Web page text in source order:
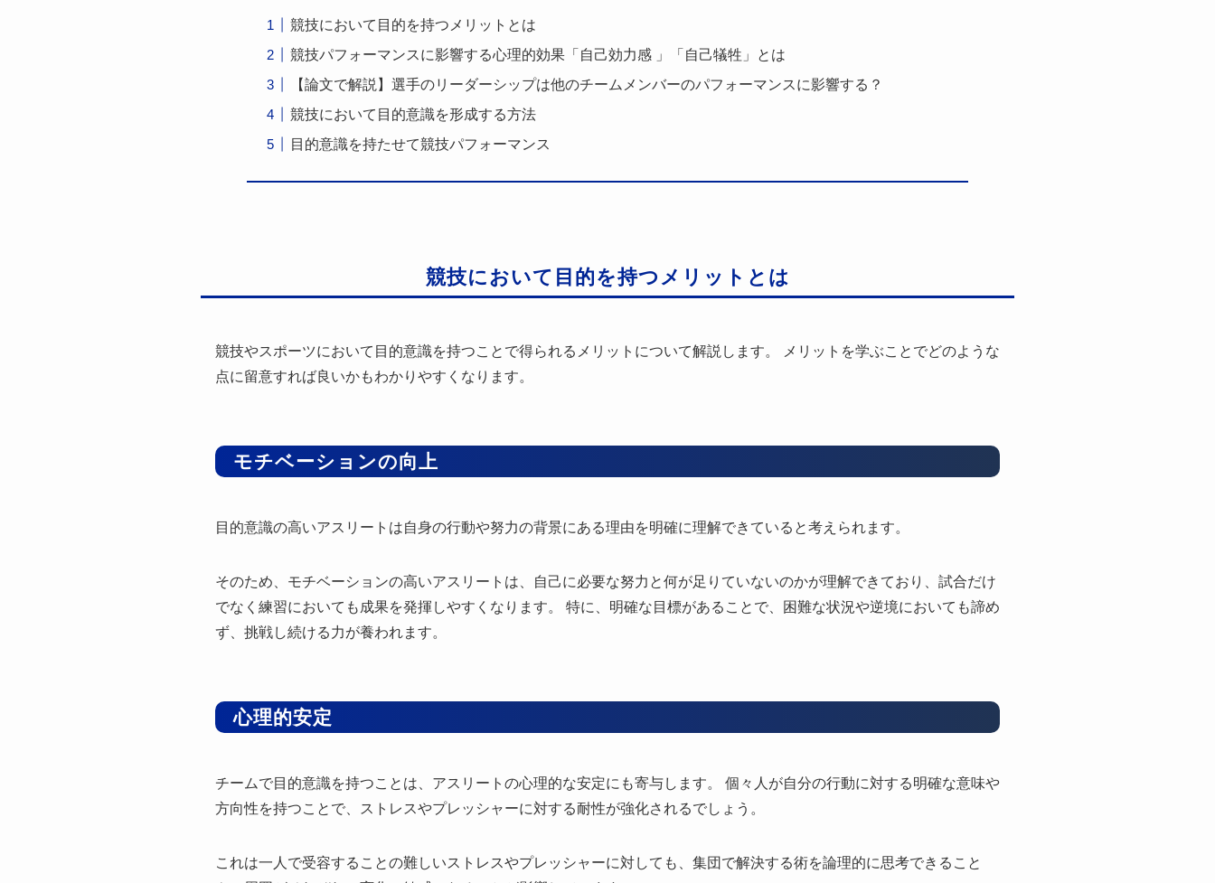
競技において目的を持つメリットとは
競技パフォーマンスに影響する心理的効果「自己効力感 」「自己犠牲」とは
【論文で解説】選手のリーダーシップは他のチームメンバーのパフォーマンスに影響する？
競技において目的意識を形成する方法
目的意識を持たせて競技パフォーマンス
競技において目的を持つメリットとは
競技やスポーツにおいて目的意識を持つことで得られるメリットについて解説します。 メリットを学ぶことでどのような
点に留意すれば良いかもわかりやすくなります。
モチベーションの向上
目的意識の高いアスリートは自身の行動や努力の背景にある理由を明確に理解できていると考えられます。
そのため、モチベーションの高いアスリートは、自己に必要な努力と何が足りていないのかが理解できており、試合だけ
でなく練習においても成果を発揮しやすくなります。 特に、明確な目標があることで、困難な状況や逆境においても諦め
ず、挑戦し続ける力が養われます。
心理的安定
チームで目的意識を持つことは、アスリートの心理的な安定にも寄与します。 個々人が自分の行動に対する明確な意味や
方向性を持つことで、ストレスやプレッシャーに対する耐性が強化されるでしょう。
これは一人で受容することの難しいストレスやプレッシャーに対しても、集団で解決する術を論理的に思考できること